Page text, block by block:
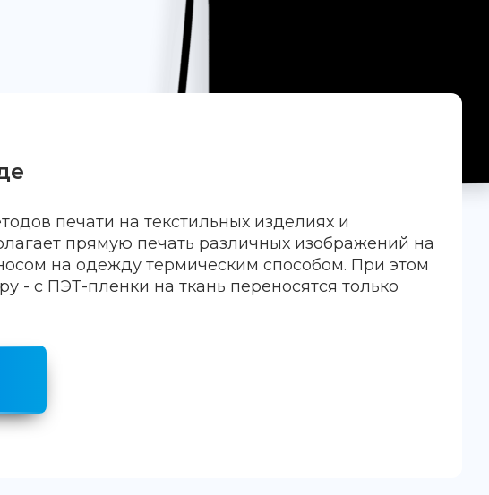
печати на текстильных изделиях и
прямую печать различных изображений на
на одежду термическим способом. При этом
- с ПЭТ-пленки на ткань переносятся только